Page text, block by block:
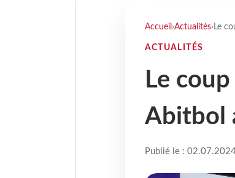
Accueil ›Actualités› Le
ACTUALITÉS
Le
Abitbol
Publié le :